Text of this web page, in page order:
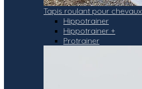
Tapis roulant pour chevaux
Hippotrainer
Hippotrainer +
Protrainer